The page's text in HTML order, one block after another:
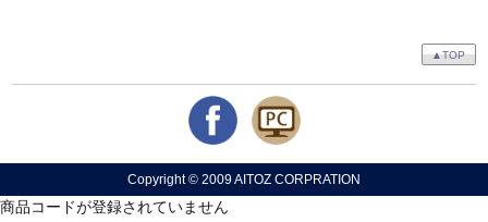
▲TOP
Copyright © 2009 AITOZ CORPRATION
商品コードが登録されていません